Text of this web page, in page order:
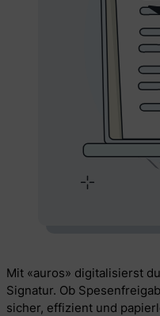
Mit «auros» digitalisierst
Signatur. Ob
sicher, effizient und